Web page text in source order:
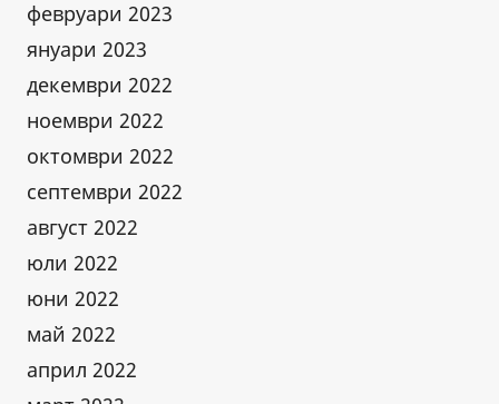
февруари 2023
януари 2023
декември 2022
ноември 2022
октомври 2022
септември 2022
август 2022
юли 2022
юни 2022
май 2022
април 2022